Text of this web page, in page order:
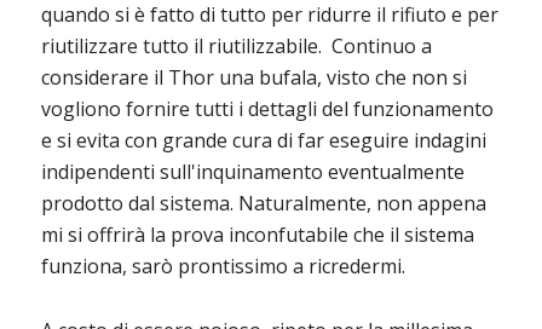
quando si è fatto di tutto per ridurre il rifiuto e per
riutilizzare tutto il riutilizzabile. Continuo a
considerare il Thor una bufala, visto che non si
vogliono fornire tutti i dettagli del funzionamento
e si evita con grande cura di far eseguire indagini
indipendenti sull'inquinamento eventualmente
prodotto dal sistema. Naturalmente, non appena
mi si offrirà la prova inconfutabile che il sistema
funziona, sarò prontissimo a ricredermi.